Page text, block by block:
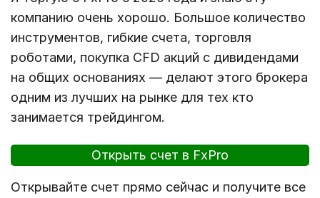
компанию очень хорошо. Большое количество
инструментов, гибкие счета, торговля
роботами, покупка CFD акций с дивидендами
на общих основаниях — делают этого брокера
одним из лучших на рынке для тех кто
занимается трейдингом.
Открыть счет в FxPro
Открывайте счет прямо сейчас и получите все